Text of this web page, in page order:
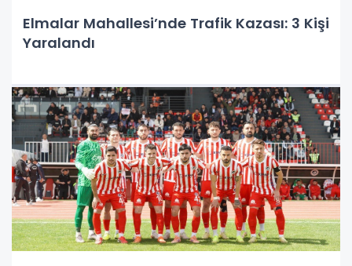
Elmalar Mahallesi’nde Trafik Kazası: 3 Kişi
Yaralandı